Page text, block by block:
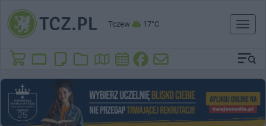
Tczew 17°C
Toggle